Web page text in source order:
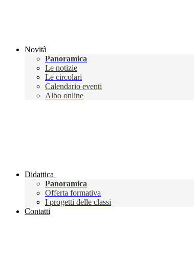
Novità
Panoramica
Le notizie
Le circolari
Calendario eventi
Albo online
Didattica
Panoramica
Offerta formativa
I progetti delle classi
Contatti